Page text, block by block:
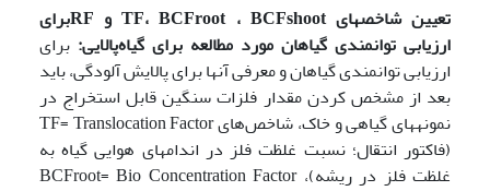
تعیین شاخص­های
TF،BCFroot، BCFshoot و RFبرای
ارزیابی توانمندی گیاهان مورد مطالعه برای گیاه‌پالایی: برای
ارزیابی توانمندی گیاهان و معرفی آنها برای پالایش آلودگی، باید
بعد از مشخص کردن مقدار فلزات سنگین قابل استخراج در
نمونه­های گیاهی و خاک، شاخص‌های TF= Translocation Factor
(فاکتور انتقال؛ نسبت غلظت فلز در اندام­های هوایی گیاه به
غلظت فلز در ریشه)، BCFroot= Bio Concentration Factor